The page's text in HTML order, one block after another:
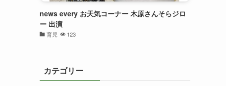
news every お天気コーナー 木原さんそらジロ
ー 出演
育児 123
カテゴリー